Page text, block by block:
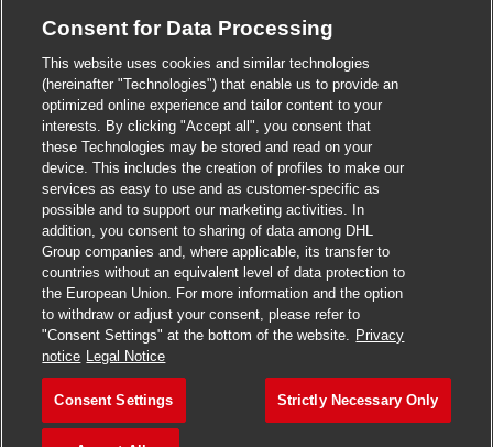
Apply for this job
Save job Postbote für Pakete und
There!
Close chatbot
I'm interested Similar Jobs
Consent for Data Processing
This website uses cookies and similar technologies
(hereinafter "Technologies") that enable us to provide an
optimized online experience and tailor content to your
interests. By clicking "Accept all", you consent that
these Technologies may be stored and read on your
device. This includes the creation of profiles to make our
services as easy to use and as customer-specific as
possible and to support our marketing activities. In
addition, you consent to sharing of data among DHL
Group companies and, where applicable, its transfer to
countries without an equivalent level of data protection to
the European Union. For more information and the option
to withdraw or adjust your consent, please refer to
"Consent Settings" at the bottom of the website. Privacy
notice Legal Notice
Consent Settings Strictly Necessary Only